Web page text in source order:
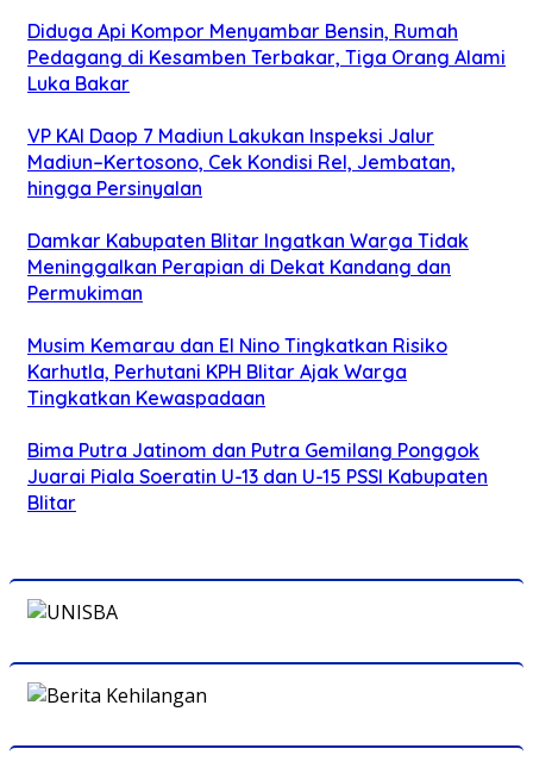
Diduga Api Kompor Menyambar Bensin, Rumah
Pedagang di Kesamben Terbakar, Tiga Orang Alami
Luka Bakar
VP KAI Daop 7 Madiun Lakukan Inspeksi Jalur
Madiun–Kertosono, Cek Kondisi Rel, Jembatan,
hingga Persinyalan
Damkar Kabupaten Blitar Ingatkan Warga Tidak
Meninggalkan Perapian di Dekat Kandang dan
Permukiman
Musim Kemarau dan El Nino Tingkatkan Risiko
Karhutla, Perhutani KPH Blitar Ajak Warga
Tingkatkan Kewaspadaan
Bima Putra Jatinom dan Putra Gemilang Ponggok
Juarai Piala Soeratin U-13 dan U-15 PSSI Kabupaten
Blitar